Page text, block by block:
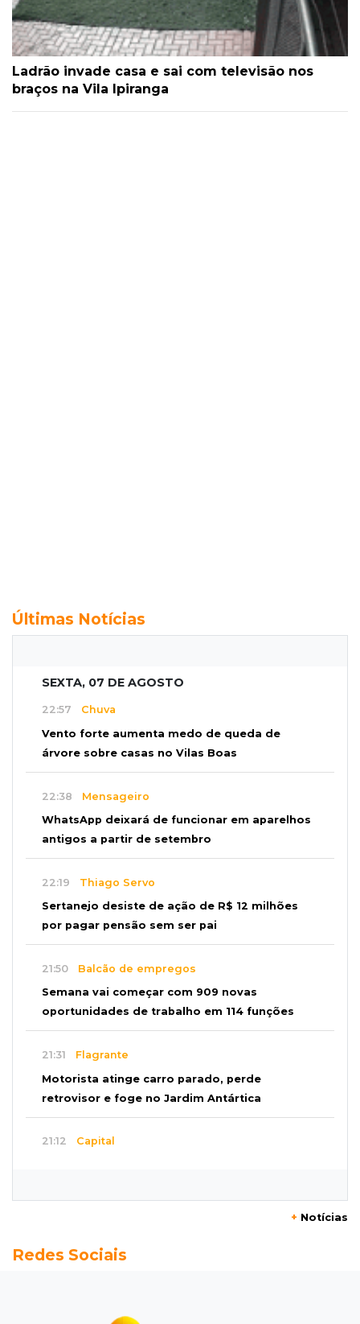
Ladrão invade casa e sai com televisão nos
braços na Vila Ipiranga
Últimas Notícias
SEXTA, 07 DE AGOSTO
22:57 Chuva
Vento forte aumenta medo de queda de
árvore sobre casas no Vilas Boas
22:38 Mensageiro
WhatsApp deixará de funcionar em aparelhos
antigos a partir de setembro
22:19 Thiago Servo
Sertanejo desiste de ação de R$ 12 milhões
por pagar pensão sem ser pai
21:50 Balcão de empregos
Semana vai começar com 909 novas
oportunidades de trabalho em 114 funções
21:31 Flagrante
Motorista atinge carro parado, perde
retrovisor e foge no Jardim Antártica
21:12 Capital
Ventania adia Botafogo x Fluminense pelo
+ Notícias
Redes Sociais